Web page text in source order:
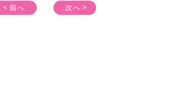
< 前へ 次へ >